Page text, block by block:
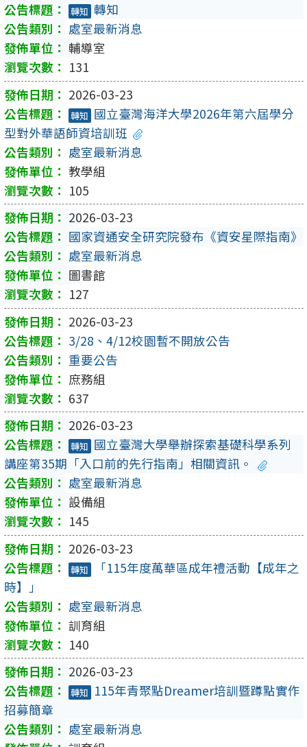
轉知 轉知
處室最新消息
輔導室
131
2026-03-23
轉知 國立臺灣海洋大學2026年第六屆學分
型對外華語師資培訓班
處室最新消息
教學組
105
2026-03-23
國家資通安全研究院發布《資安星際指南》
處室最新消息
圖書館
127
2026-03-23
3/28、4/12校園暫不開放公告
重要公告
庶務組
637
2026-03-23
轉知 國立臺灣大學舉辦探索基礎科學系列
講座第35期「入口前的先行指南」相關資訊。
處室最新消息
設備組
145
2026-03-23
轉知
「115年度萬華區成年禮活動【成年之
時】」
處室最新消息
訓育組
140
2026-03-23
轉知 115年青聚點Dreamer培訓暨蹲點實作
招募簡章
處室最新消息